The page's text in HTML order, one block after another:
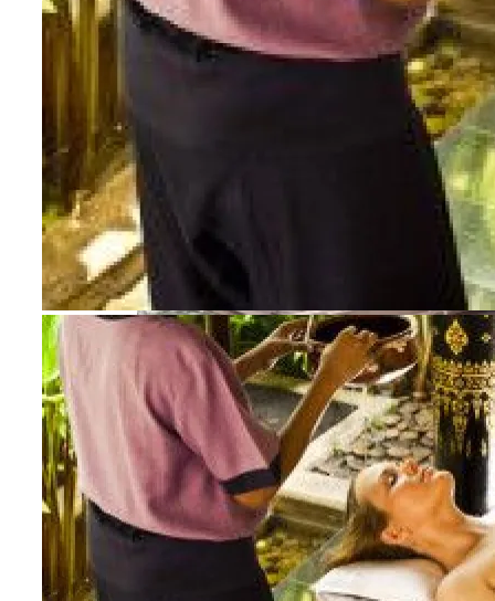
Поездка В Волгоград
Решения Для Скрытого Водоотвода В
Фасадах Современных Зданий
Выбор Однокомнатной Квартиры
Лист Стальной Б/у: Особенности
Материала